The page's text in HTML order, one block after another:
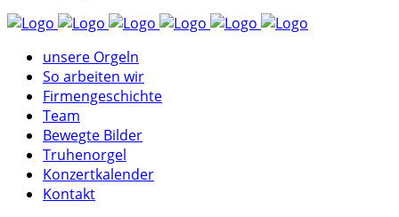
unsere Orgeln
So arbeiten wir
Firmengeschichte
Team
Bewegte Bilder
Truhenorgel
Konzertkalender
Kontakt